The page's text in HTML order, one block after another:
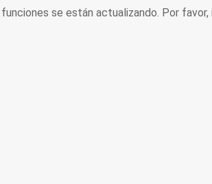
se están actualizando. Por